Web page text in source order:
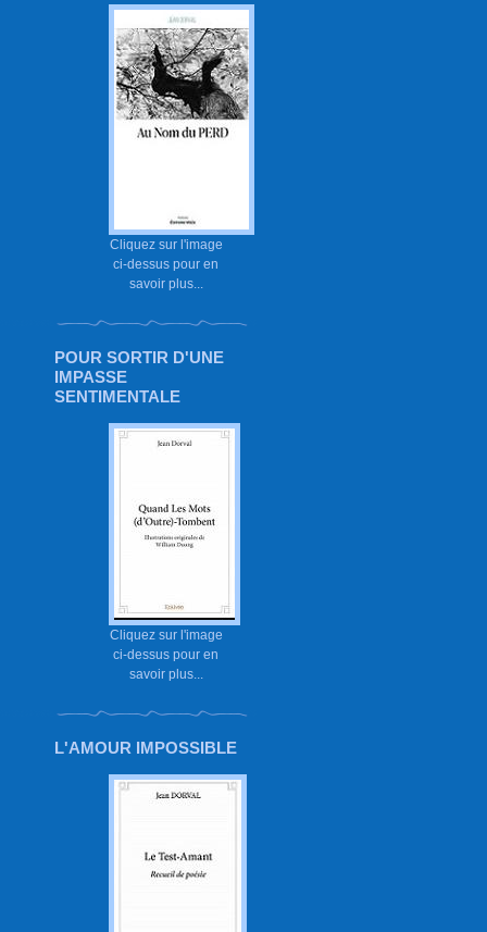
Cliquez sur l'image
ci-dessus pour en
savoir plus...
POUR SORTIR D'UNE
IMPASSE
SENTIMENTALE
Cliquez sur l'image
ci-dessus pour en
savoir plus...
L'AMOUR IMPOSSIBLE